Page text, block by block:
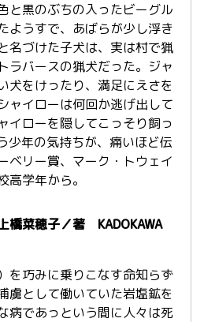
と黒のぶちの入ったビーグル
ようすで、あばらが少し浮き
名づけた子犬は、実は村で猟
ラバースの猟犬だった。ジャ
犬をけったり、満足にえさを
ャイローは何回か逃げ出して
イローを隠してこっそり飼っ
少年の気持ちが、痛いほど伝
ベリー賞、マーク・トウェイ
高学年から。
菜穂子／著 KADOKAWA
を巧みに乗りこなす命知らず
虜として働いていた岩塩鉱を
病であっという間に人々は死